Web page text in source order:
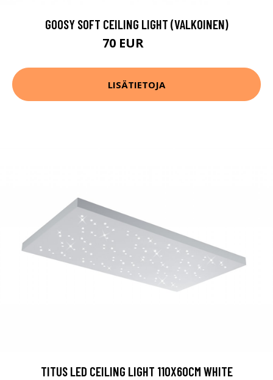
GOOSY SOFT CEILING LIGHT (VALKOINEN)
70 EUR
LISÄTIETOJA
TITUS LED CEILING LIGHT 110X60CM WHITE